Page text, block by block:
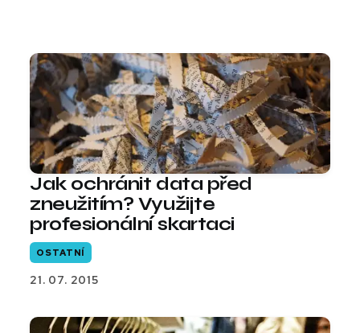
Jak ochránit data před
zneužitím? Využijte
profesionální skartaci
OSTATNÍ
21. 07. 2015